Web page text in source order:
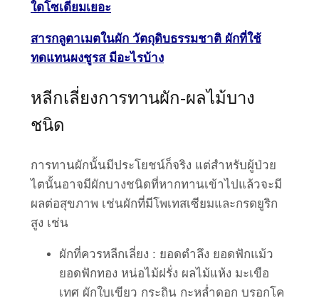
ใดโซเดียมเยอะ
สารกลูตาเมตในผัก วัตถุดิบธรรมชาติ ผักที่ใช้
ทดแทนผงชูรส มีอะไรบ้าง
หลีกเลี่ยงการทานผัก-ผลไม้บาง
ชนิด
การทานผักนั้นมีประโยชน์ก็จริง แต่สำหรับผู้ป่วย
ไตนั้นอาจมีผักบางชนิดที่หากทานเข้าไปแล้วจะมี
ผลต่อสุขภาพ เช่นผักที่มีโพเทสเซียมและกรดยูริก
สูง เช่น
ผักที่ควรหลีกเลี่ยง : ยอดตำลึง ยอดฟักแม้ว
ยอดฟักทอง หน่อไม้ฝรั่ง ผลไม้แห้ง มะเขือ
เทศ ผักใบเขียว กระถิน กะหล่ำดอก บรอกโค